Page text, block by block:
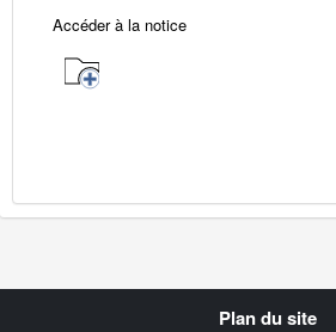
Accéder à la notice
Plan du site